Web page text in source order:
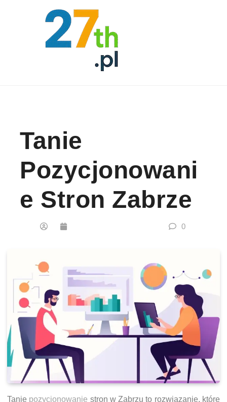
Tanie
Pozycjonowani
E Stron Zabrze
0
Tanie pozycjonowanie stron w Zabrzu to rozwiązanie, które